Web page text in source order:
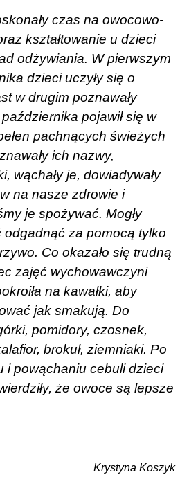
czas na owocowo-
kształtowanie u dzieci
odżywiania. W pierwszym
dzieci uczyły się o
w drugim poznawały
pojawił się w
pachnących świeżych
ich nazwy,
wąchały je, dowiadywały
na nasze zdrowie i
je spożywać. Mogły
odgadnąć za pomocą tylko
Co okazało się trudną
zajęć wychowawczyni
na kawałki, aby
jak smakują. Do
pomidory, czosnek,
brokuł, ziemniaki. Po
i powąchaniu cebuli dzieci
że owoce są lepsze
Krystyna Koszyk